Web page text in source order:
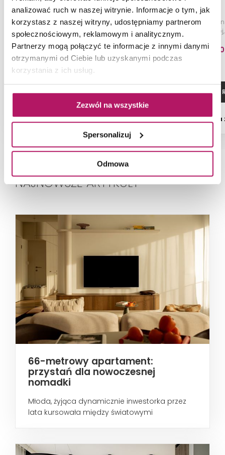
analizować ruch w naszej witrynie. Informacje o tym, jak
korzystasz z naszej witryny, udostępniamy partnerom
społecznościowym, reklamowym i analitycznym.
Partnerzy mogą połączyć te informacje z innymi danymi
otrzymanymi od Ciebie lub uzyskanymi podczas
korzystania z ich usług.
Zezwól na wszystkie
Spersonalizuj
Odmowa
Element podtynkowy baterii
umywalkowej, czarny mat
330,00 PLN
ZOBACZ PRODUKT
Dostępność:na zamówienie
Element
435,00
ZOBACZ
Dostępność:
NAJNOWSZE ARTYKUŁY
66-metrowy apartament:
przystań dla nowoczesnej
nomadki
Młoda, żyjąca dynamicznie inwestorka przez
lata kursowała między światowymi